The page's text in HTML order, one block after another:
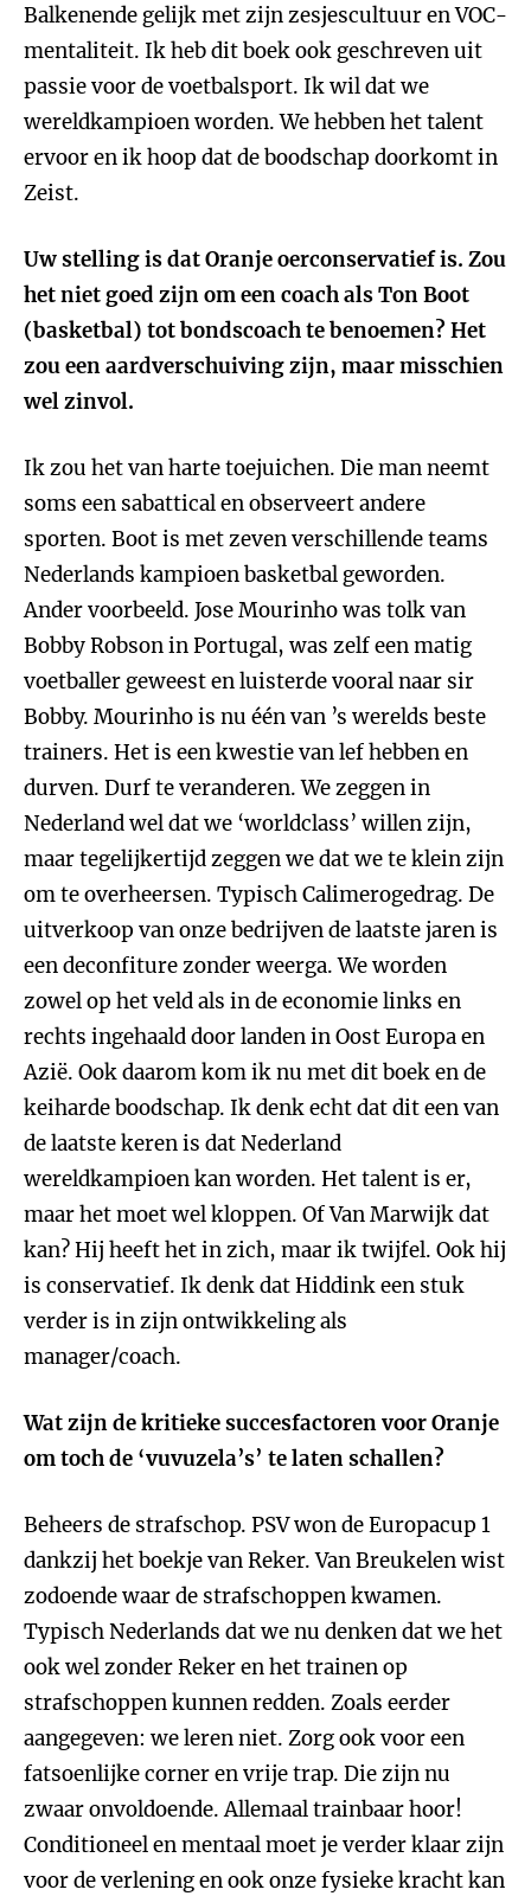
Balkenende gelijk met zijn zesjescultuur en VOC-
mentaliteit. Ik heb dit boek ook geschreven uit
passie voor de voetbalsport. Ik wil dat we
wereldkampioen worden. We hebben het talent
ervoor en ik hoop dat de boodschap doorkomt in
Zeist.
Uw stelling is dat Oranje oerconservatief is. Zou
het niet goed zijn om een coach als Ton Boot
(basketbal) tot bondscoach te benoemen? Het
zou een aardverschuiving zijn, maar misschien
wel zinvol.
Ik zou het van harte toejuichen. Die man neemt
soms een sabattical en observeert andere
sporten. Boot is met zeven verschillende teams
Nederlands kampioen basketbal geworden.
Ander voorbeeld. Jose Mourinho was tolk van
Bobby Robson in Portugal, was zelf een matig
voetballer geweest en luisterde vooral naar sir
Bobby. Mourinho is nu één van ’s werelds beste
trainers. Het is een kwestie van lef hebben en
durven. Durf te veranderen. We zeggen in
Nederland wel dat we ‘worldclass’ willen zijn,
maar tegelijkertijd zeggen we dat we te klein zijn
om te overheersen. Typisch Calimerogedrag. De
uitverkoop van onze bedrijven de laatste jaren is
een deconfiture zonder weerga. We worden
zowel op het veld als in de economie links en
rechts ingehaald door landen in Oost Europa en
Azië. Ook daarom kom ik nu met dit boek en de
keiharde boodschap. Ik denk echt dat dit een van
de laatste keren is dat Nederland
wereldkampioen kan worden. Het talent is er,
maar het moet wel kloppen. Of Van Marwijk dat
kan? Hij heeft het in zich, maar ik twijfel. Ook hij
is conservatief. Ik denk dat Hiddink een stuk
verder is in zijn ontwikkeling als
manager/coach.
Wat zijn de kritieke succesfactoren voor Oranje
om toch de ‘vuvuzela’s’ te laten schallen?
Beheers de strafschop. PSV won de Europacup 1
dankzij het boekje van Reker. Van Breukelen wist
zodoende waar de strafschoppen kwamen.
Typisch Nederlands dat we nu denken dat we het
ook wel zonder Reker en het trainen op
strafschoppen kunnen redden. Zoals eerder
aangegeven: we leren niet. Zorg ook voor een
fatsoenlijke corner en vrije trap. Die zijn nu
zwaar onvoldoende. Allemaal trainbaar hoor!
Conditioneel en mentaal moet je verder klaar zijn
voor de verlening en ook onze fysieke kracht kan